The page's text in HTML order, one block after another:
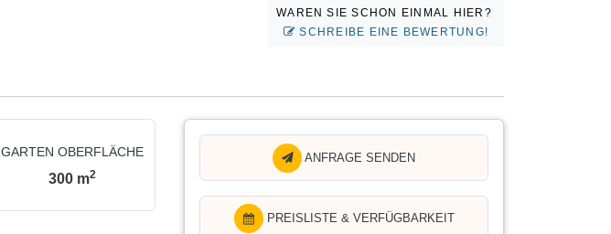
WAREN SIE SCHON EINMAL HIER?
SCHREIBE EINE BEWERTUNG!
GARTEN OBERFLÄCHE
300 m2
ANFRAGE SENDEN
PREISLISTE & VERFÜGBARKEIT